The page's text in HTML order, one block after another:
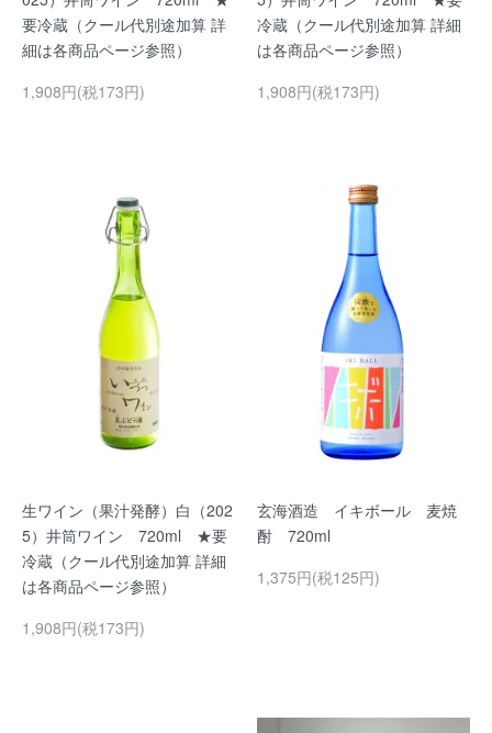
要冷蔵（クール代別途加算 詳
細は各商品ページ参照）
1,908円(税173円)
冷蔵（クール代別途加算 詳細
は各商品ページ参照）
1,908円(税173円)
生ワイン（果汁発酵）白（202
5）井筒ワイン 720ml ★要
冷蔵（クール代別途加算 詳細
は各商品ページ参照）
1,908円(税173円)
玄海酒造 イキボール 麦焼
酎 720ml
1,375円(税125円)